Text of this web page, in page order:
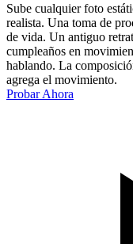
Sube cualquier foto
realista. Una toma de
de vida. Un antiguo
cumpleaños en
hablando. La
agrega el movimiento.
Probar Ahora